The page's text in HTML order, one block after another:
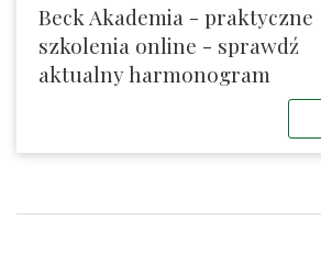
Beck Akademia - praktyczne
szkolenia online - sprawdź
aktualny harmonogram